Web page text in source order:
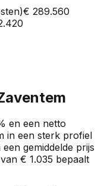
€ 289.560
en een netto
in een sterk profiel
gemiddelde prijs
€ 1.035 bepaalt